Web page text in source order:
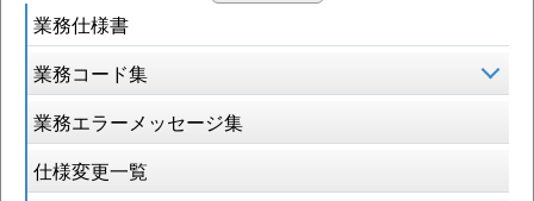
業務仕様書
業務コード集
業務エラーメッセージ集
仕様変更一覧